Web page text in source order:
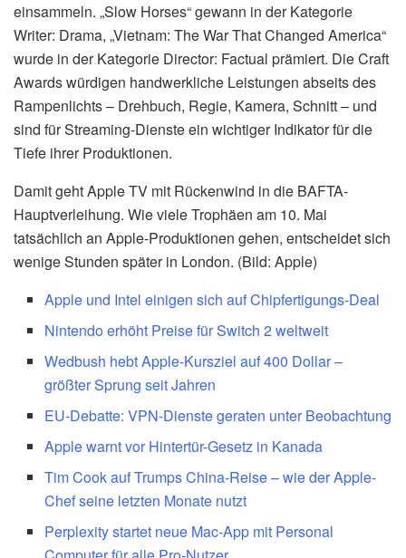
einsammeln. „Slow Horses“ gewann in der Kategorie
Writer: Drama, „Vietnam: The War That Changed America“
wurde in der Kategorie Director: Factual prämiert. Die Craft
Awards würdigen handwerkliche Leistungen abseits des
Rampenlichts – Drehbuch, Regie, Kamera, Schnitt – und
sind für Streaming-Dienste ein wichtiger Indikator für die
Tiefe ihrer Produktionen.
Damit geht Apple TV mit Rückenwind in die BAFTA-
Hauptverleihung. Wie viele Trophäen am 10. Mai
tatsächlich an Apple-Produktionen gehen, entscheidet sich
wenige Stunden später in London. (Bild: Apple)
Apple und Intel einigen sich auf Chipfertigungs-Deal
Nintendo erhöht Preise für Switch 2 weltweit
Wedbush hebt Apple-Kursziel auf 400 Dollar –
größter Sprung seit Jahren
EU-Debatte: VPN-Dienste geraten unter Beobachtung
Apple warnt vor Hintertür-Gesetz in Kanada
Tim Cook auf Trumps China-Reise – wie der Apple-
Chef seine letzten Monate nutzt
Perplexity startet neue Mac-App mit Personal